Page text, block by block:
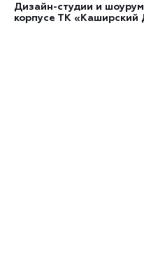
Дизайн-студии и
корпусе ТК «Каширский